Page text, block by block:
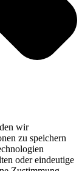
wir
zu speichern
oder eindeutige